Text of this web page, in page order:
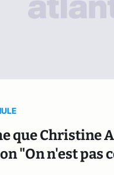
que Christine
"On n'est pas